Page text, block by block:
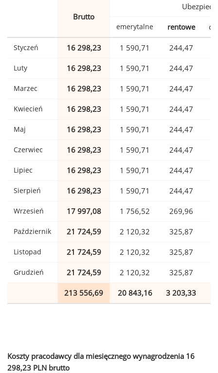
Brutto
emerytalne rentowe
Styczeń 16 298,23 1 590,71 244,47
Luty 16 298,23 1 590,71 244,47
Marzec 16 298,23 1 590,71 244,47
Kwiecień 16 298,23 1 590,71 244,47
Maj 16 298,23 1 590,71 244,47
Czerwiec 16 298,23 1 590,71 244,47
Lipiec 16 298,23 1 590,71 244,47
Sierpień 16 298,23 1 590,71 244,47
Wrzesień 17 997,08 1 756,52 269,96
Październik 21 724,59 2 120,32 325,87
Listopad 21 724,59 2 120,32 325,87
Grudzień 21 724,59 2 120,32 325,87
213 556,69 20 843,16 3 203,33
Koszty pracodawcy dla miesięcznego wynagrodzenia 16
298,23 PLN brutto